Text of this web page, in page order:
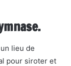
lieu de
pour siroter et